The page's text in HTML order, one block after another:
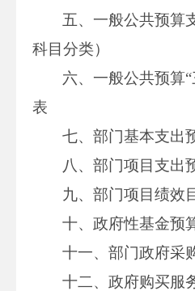
五、一般公共预算
科目分类）
六、一般公共预算
表
七、部门基本支出
八、部门项目支出
九、部门项目绩效
十、政府性基金预
十一、部门政府采
十二、政府购买服